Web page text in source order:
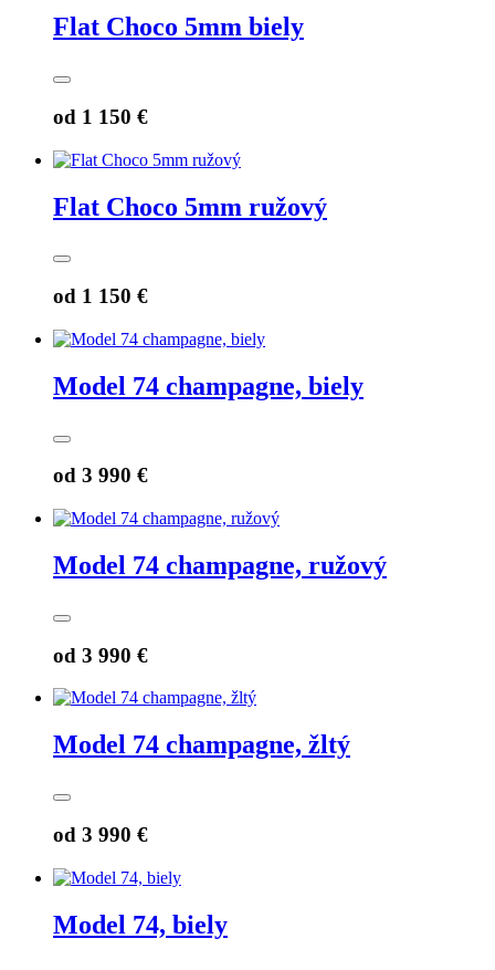
Flat Choco 5mm biely
od 1 150 €
Flat Choco 5mm ružový
od 1 150 €
Model 74 champagne, biely
od 3 990 €
Model 74 champagne, ružový
od 3 990 €
Model 74 champagne, žltý
od 3 990 €
Model 74, biely